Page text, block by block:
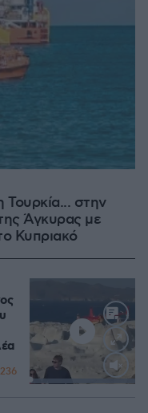
Τουρκία... στην
Άγκυρας με
Κυπριακό
Loaded
236